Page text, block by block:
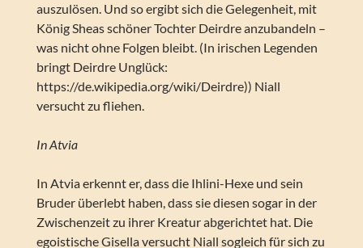
auszulösen. Und so ergibt sich die Gelegenheit, mit
König Sheas schöner Tochter Deirdre anzubandeln –
was nicht ohne Folgen bleibt. (In irischen Legenden
bringt Deirdre Unglück:
https://de.wikipedia.org/wiki/Deirdre)) Niall
versucht zu fliehen.
In Atvia
In Atvia erkennt er, dass die Ihlini-Hexe und sein
Bruder überlebt haben, dass sie diesen sogar in der
Zwischenzeit zu ihrer Kreatur abgerichtet hat. Die
egoistische Gisella versucht Niall sogleich für sich zu